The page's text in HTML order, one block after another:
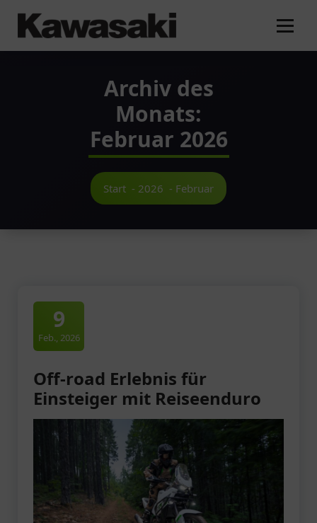
Inhalt
springen
Archiv des
Monats:
Februar 2026
Start - 2026 - Februar
9
Feb., 2026
Off-road Erlebnis für
Einsteiger mit Reiseenduro